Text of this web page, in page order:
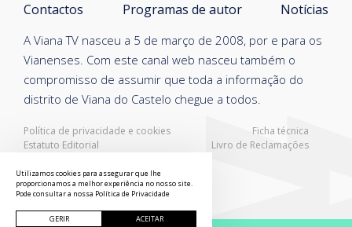
Política de privacidade e cookies
Ficha técnica
Estatuto Editorial
Livro de Reclamações
A Viana TV nasceu a 5 de março de 2008, por e para os
Vianenses. Com este canal web nasceu também o
compromisso de assumir que toda a informação do
distrito de Viana do Castelo chegue a todos.
Contactos Programas de autor Notícias
Utilizamos cookies para assegurar que lhe
proporcionamos a melhor experiência no nosso site.
Pode consultar a nossa Política de Privacidade
GERIR ACEITAR